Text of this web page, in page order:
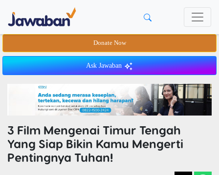
Donate Now
Ask Jawaban
3 Film Mengenai Timur Tengah
Yang Siap Bikin Kamu Mengerti
Pentingnya Tuhan!